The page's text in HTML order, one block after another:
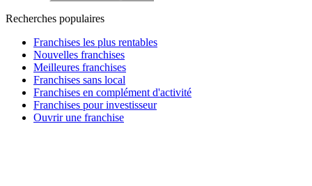
Recherches populaires
Franchises les plus rentables
Nouvelles franchises
Meilleures franchises
Franchises sans local
Franchises en complément d'activité
Franchises pour investisseur
Ouvrir une franchise